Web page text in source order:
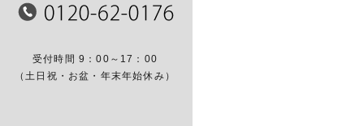
受付時間 9：00～17：00
（土日祝・お盆・年末年始休み）